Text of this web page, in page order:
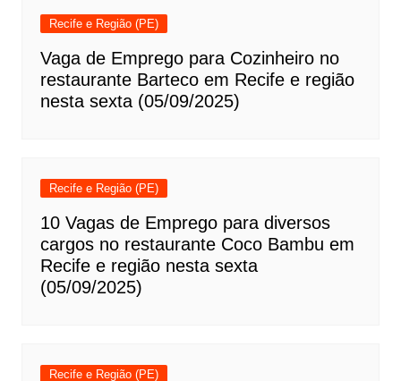
Recife e Região (PE)
Vaga de Emprego para Cozinheiro no
restaurante Barteco em Recife e região
nesta sexta (05/09/2025)
Recife e Região (PE)
10 Vagas de Emprego para diversos
cargos no restaurante Coco Bambu em
Recife e região nesta sexta
(05/09/2025)
Recife e Região (PE)